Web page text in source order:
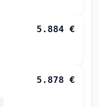
5.884 €
5.878 €